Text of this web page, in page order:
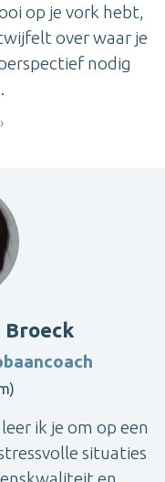
op je vork hebt,
over waar je
nodig
Broeck
ik je om op een
situaties